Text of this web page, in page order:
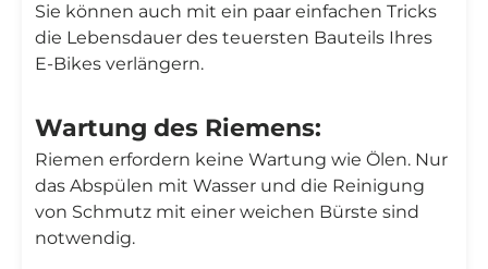
Sie können auch mit ein paar einfachen Tricks
die Lebensdauer des teuersten Bauteils Ihres
E-Bikes verlängern.
Wartung des Riemens:
Riemen erfordern keine Wartung wie Ölen. Nur
das Abspülen mit Wasser und die Reinigung
von Schmutz mit einer weichen Bürste sind
notwendig.